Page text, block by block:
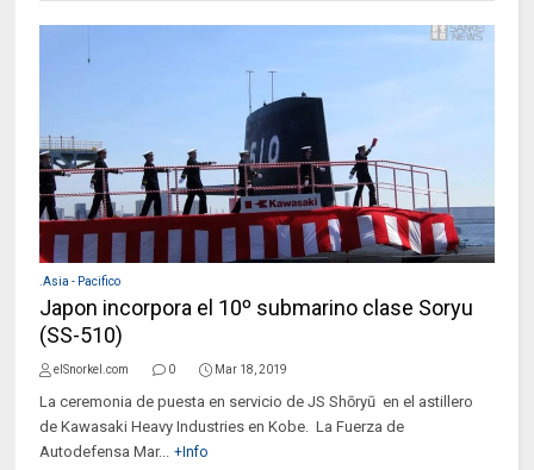
.Asia - Pacifico
Japon incorpora el 10º submarino clase Soryu
(SS-510)
elSnorkel.com 0 Mar 18, 2019
La ceremonia de puesta en servicio de JS Shōryū en el astillero
de Kawasaki Heavy Industries en Kobe. La Fuerza de
Autodefensa Mar... +Info